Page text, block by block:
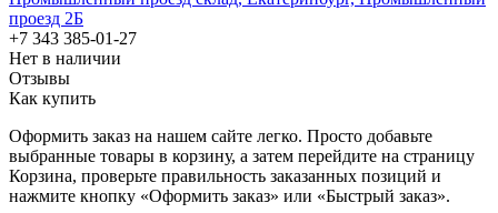
проезд 2Б
+7 343 385-01-27
Нет в наличии
Отзывы
Как купить
Оформить заказ на нашем сайте легко. Просто добавьте
выбранные товары в корзину, а затем перейдите на страницу
Корзина, проверьте правильность заказанных позиций и
нажмите кнопку «Оформить заказ» или «Быстрый заказ».